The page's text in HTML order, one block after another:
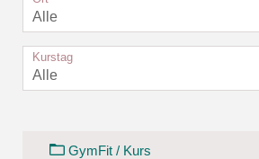
Alle
Kurstag
Alle
GymFit / Kurs